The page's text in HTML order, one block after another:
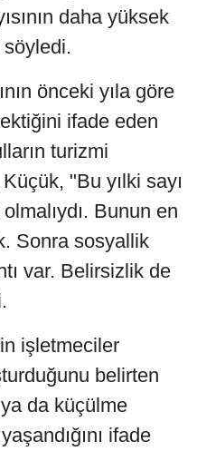
daha yüksek
söyledi.
önceki yıla göre
ifade eden
turizmi
"Bu yılki sayı
Bunun en
Sonra sosyallik
var. Belirsizlik de
işletmeciler
belirten
da küçülme
ifade